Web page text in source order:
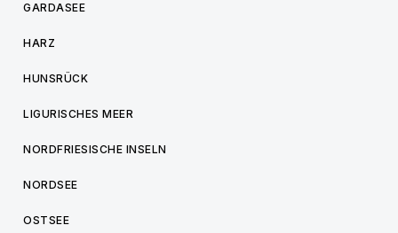
GARDASEE
HARZ
HUNSRÜCK
LIGURISCHES MEER
NORDFRIESISCHE INSELN
NORDSEE
OSTSEE